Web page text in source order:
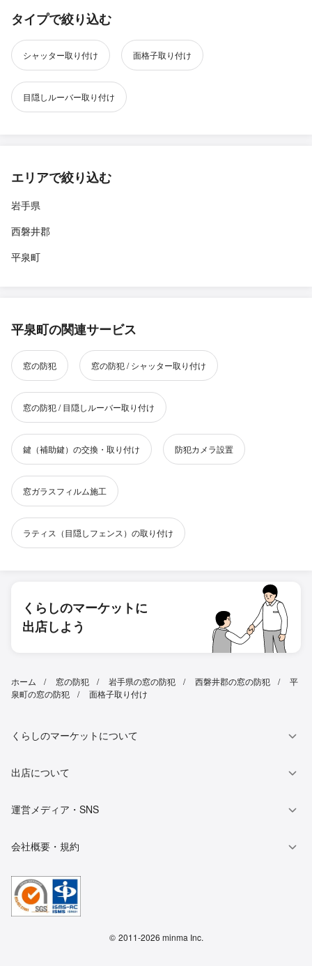
タイプで絞り込む
シャッター取り付け 面格子取り付け
目隠しルーバー取り付け
エリアで絞り込む
岩手県
西磐井郡
平泉町
平泉町の関連サービス
窓の防犯 窓の防犯 / シャッター取り付け
窓の防犯 / 目隠しルーバー取り付け
鍵（補助鍵）の交換・取り付け 防犯カメラ設置
窓ガラスフィルム施工
ラティス（目隠しフェンス）の取り付け
くらしのマーケットに
出店しよう
ホーム 窓の防犯 岩手県の窓の防犯 西磐井郡の窓の防犯
平
泉町の窓の防犯
面格子取り付け
くらしのマーケットについて
出店について
運営メディア・SNS
会社概要・規約
© 2011-2026 minma Inc.